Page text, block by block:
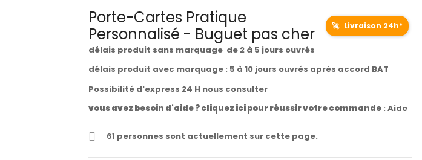
Porte-Cartes Pratique
Personnalisé - Buguet pas cher
🚀 Livraison 24h*
délais produit sans marquage de 2 à 5 jours ouvrés
délais produit avec marquage : 5 à 10 jours ouvrés après accord BAT
Possibilité d'express 24 H nous consulter
vous avez besoin d'aide ? cliquez ici pour réussir votre commande: Aide
61 personnes sont actuellement sur cette page.